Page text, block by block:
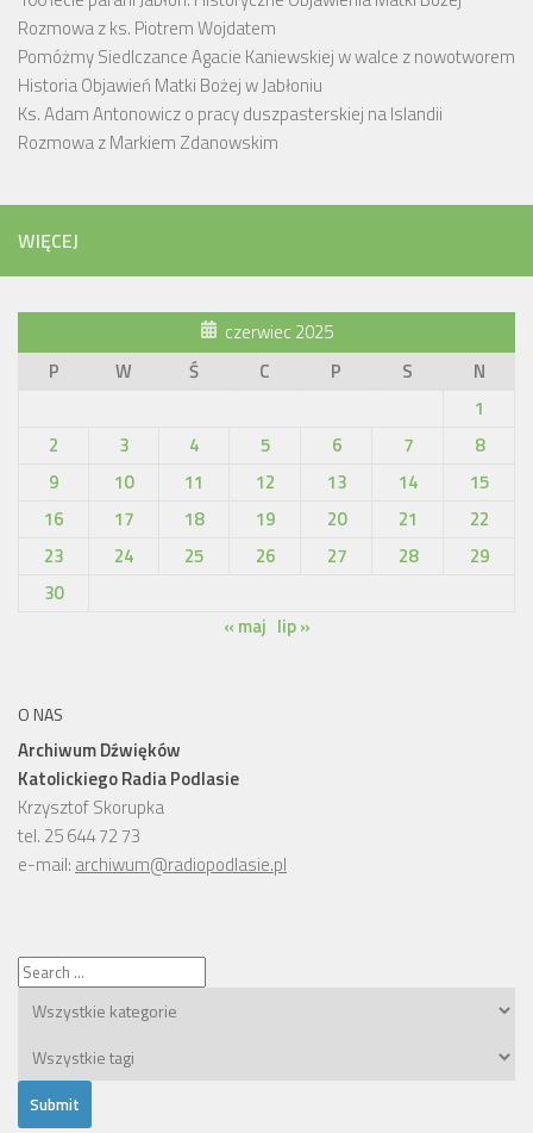
Rozmowa z ks. Piotrem Wojdatem
Pomóżmy Siedlczance Agacie Kaniewskiej w walce z nowotworem
Historia Objawień Matki Bożej w Jabłoniu
Ks. Adam Antonowicz o pracy duszpasterskiej na Islandii
Rozmowa z Markiem Zdanowskim
WIĘCEJ
czerwiec 2025
P
W Ś C P S
N
1
2
3 4 5 6 7
8
9
10 11 12 13 14
15
16
17 18 19 20 21
22
23
24 25 26 27 28
29
30
« maj lip »
O NAS
Archiwum Dźwięków
Katolickiego Radia Podlasie
Krzysztof Skorupka
tel. 25 644 72 73
e-mail: archiwum@radiopodlasie.pl